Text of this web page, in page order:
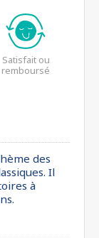
Satisfait ou
remboursé
des
Il
à